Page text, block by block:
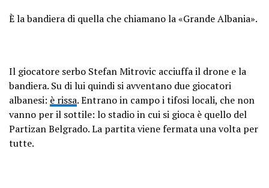
È la bandiera di quella che chiamano la «Grande Albania».
Il giocatore serbo Stefan Mitrovic acciuffa il drone e la
bandiera. Su di lui quindi si avventano due giocatori
albanesi: è rissa. Entrano in campo i tifosi locali, che non
vanno per il sottile: lo stadio in cui si gioca è quello del
Partizan Belgrado. La partita viene fermata una volta per
tutte.